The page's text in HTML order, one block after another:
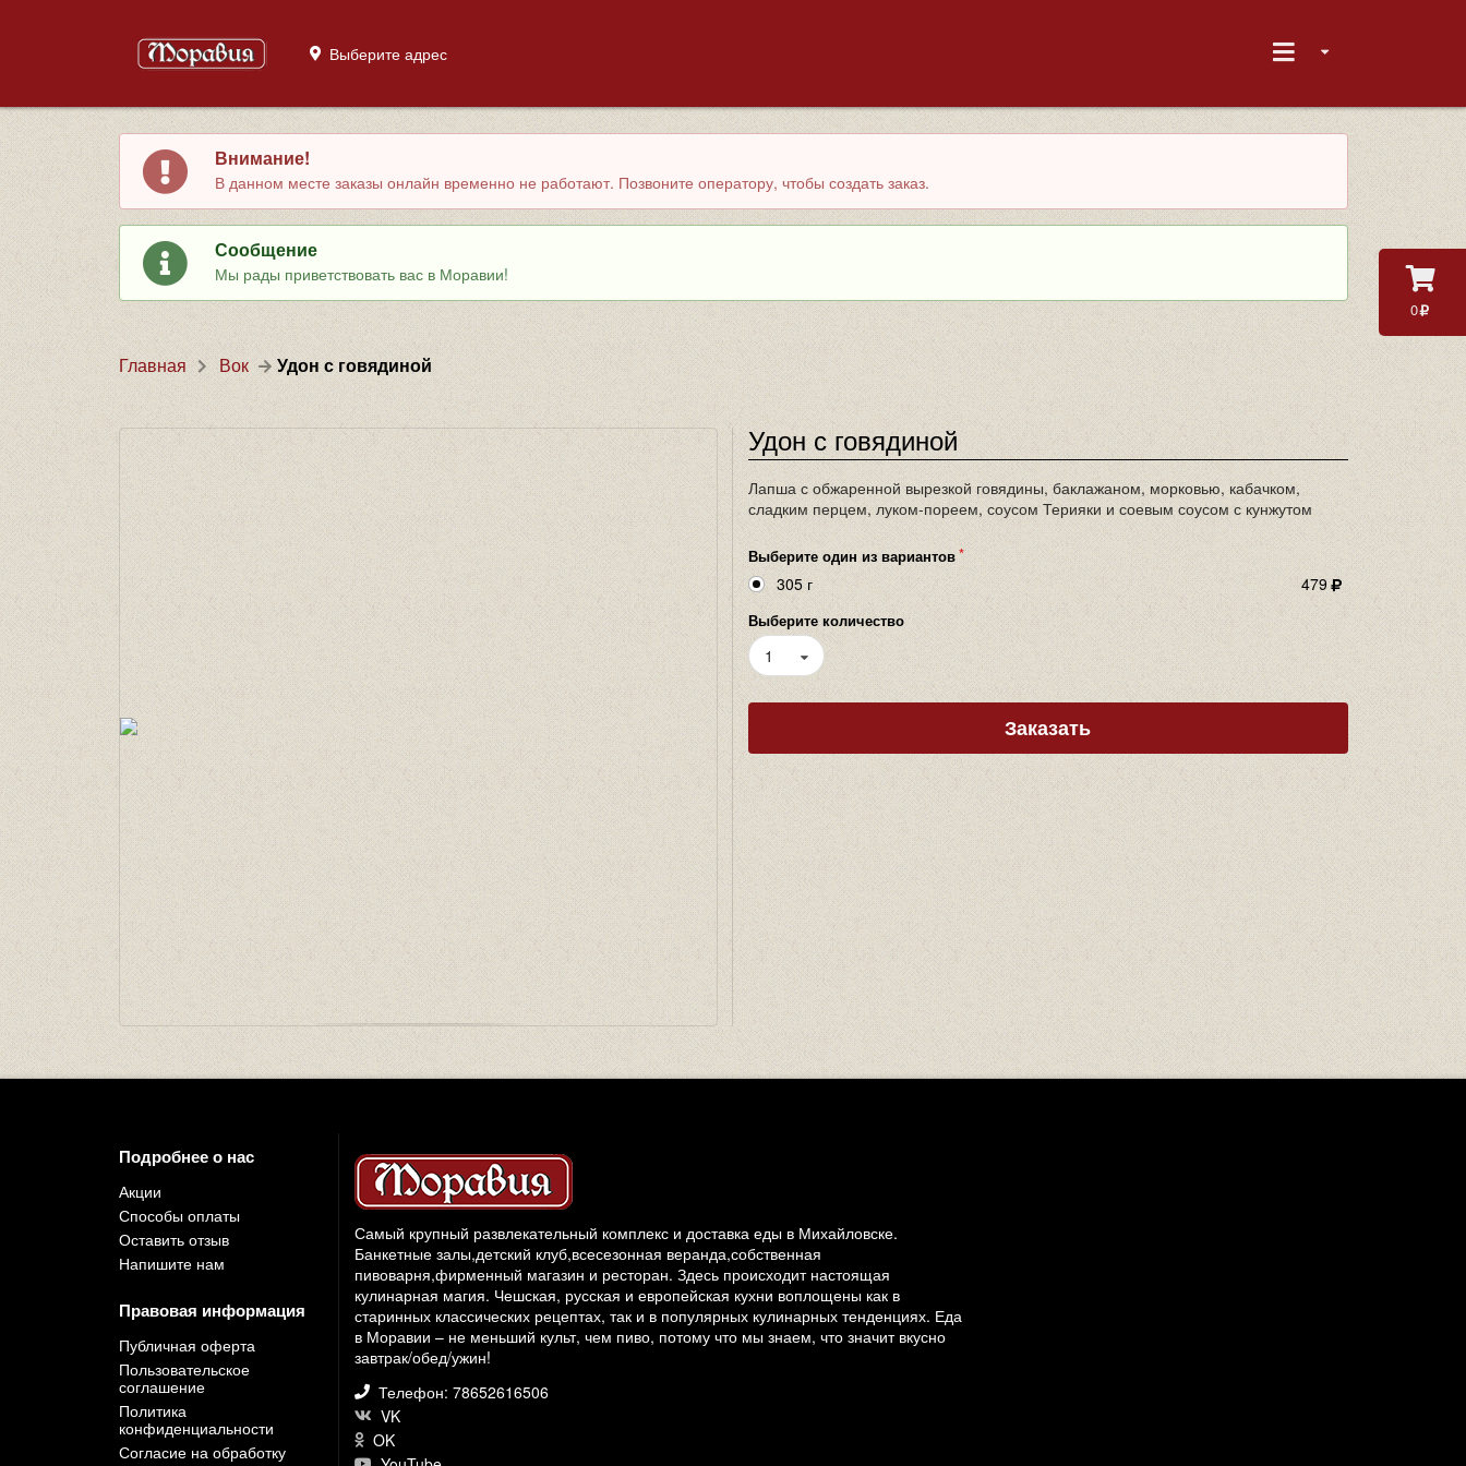
0
Выберите адрес
Внимание!
В данном месте заказы онлайн временно не работают. Позвоните оператору, чтобы создать заказ.
Сообщение
Мы рады приветствовать вас в Моравии!
Главная Вок Удон с говядиной
Удон с говядиной
Лапша с обжаренной вырезкой говядины, баклажаном, морковью, кабачком,
сладким перцем, луком-пореем, соусом Терияки и соевым соусом с кунжутом
Выберите один из вариантов
305 г 479
Выберите количество
1
Заказать
Подробнее о нас
Акции
Способы оплаты
Оставить отзыв
Напишите нам
Правовая информация
Публичная оферта
Пользовательское
соглашение
Политика
конфиденциальности
Согласие на обработку
Самый крупный развлекательный комплекс и доставка еды в Михайловске.
Банкетные залы,детский клуб,всесезонная веранда,собственная
пивоварня,фирменный магазин и ресторан. Здесь происходит настоящая
кулинарная магия. Чешская, русская и европейская кухни воплощены как в
старинных классических рецептах, так и в популярных кулинарных тенденциях. Еда
в Моравии – не меньший культ, чем пиво, потому что мы знаем, что значит вкусно
завтрак/обед/ужин!
Телефон: 78652616506
VK
OK